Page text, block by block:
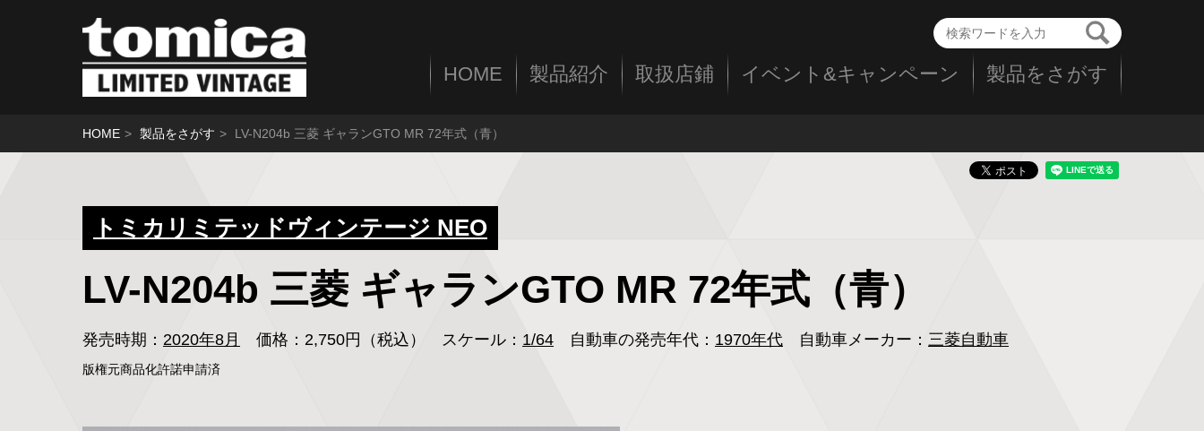
HOME 製品紹介 取扱店鋪 イベント&キャンペーン 製品をさがす
HOME 製品をさがす LV-N204b 三菱 ギャランGTO MR 72年式（青）
トミカリミテッドヴィンテージ NEO
LV-N204b 三菱 ギャランGTO MR 72年式（青）
発売時期： 2020年8月 価格：2,750円（税込） スケール： 1/64 自動車の発売年代： 1970年代 自動車メーカー： 三菱自動車
版権元商品化許諾申請済